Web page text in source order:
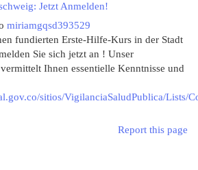
Jetzt Anmelden!
miriamgqsd393529
fundierten Erste-Hilfe-Kurs in der Stadt
Sie sich jetzt an ! Unser
Ihnen essentielle Kenntnisse und
sitios/VigilanciaSaludPublica/Lists/
Report this page